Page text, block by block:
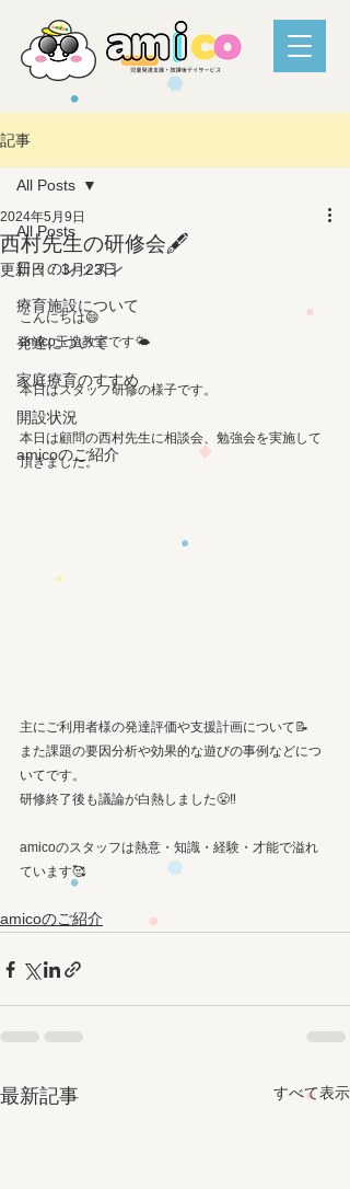
記事
All Posts
日々のレッスン
療育施設について
発達について
家庭療育のすすめ
開設状況
amicoのご紹介
All Posts
西村先生の研修会🖋️
2024年5月9日
更新日：3月23日
こんにちは😄
amico玉造教室です🌤️
本日はスタッフ研修の様子です。
本日は顧問の西村先生に相談会、勉強会を実施して
頂きました。
主にご利用者様の発達評価や支援計画について📝
また課題の要因分析や効果的な遊びの事例などにつ
いてです。
研修終了後も議論が白熱しました😤‼︎
amicoのスタッフは熱意・知識・経験・才能で溢れ
ています🥰
amicoのご紹介
最新記事 すべて表示